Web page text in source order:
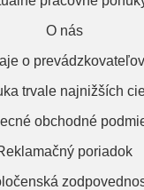
O nás
o
trvale najnižších
obchodné
poriadok